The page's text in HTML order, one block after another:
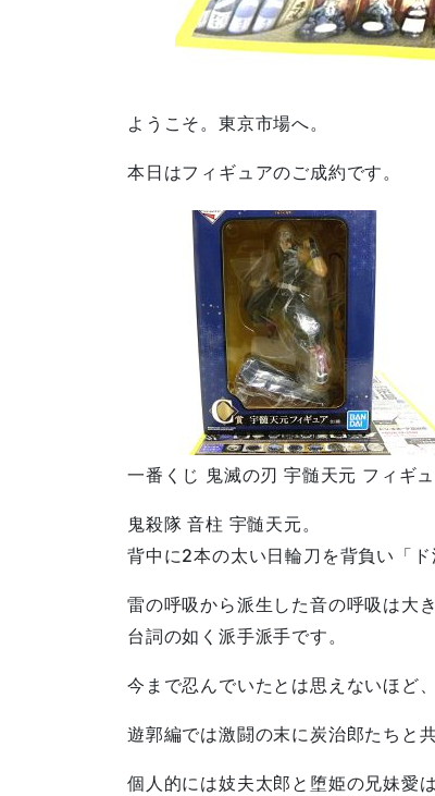
ようこそ。東京市場へ。
本日はフィギュアのご成約です。
一番くじ 鬼滅の刃 宇髄天元 フィギ
鬼殺隊 音柱 宇髄天元。
背中に2本の太い日輪刀を背負い「
雷の呼吸から派生した音の呼吸は大
台詞の如く派手派手です。
今まで忍んでいたとは思えないほど
遊郭編では激闘の末に炭治郎たちと
個人的には妓夫太郎と堕姫の兄妹愛